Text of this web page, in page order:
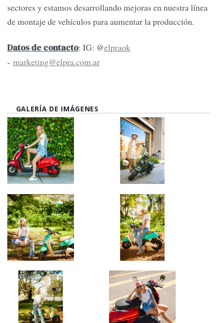
sectores y estamos desarrollando mejoras en nuestra línea
de montaje de vehículos para aumentar la producción.
Datos de contacto: IG: @elpraok
- marketing@elpra.com.ar
GALERÍA DE IMÁGENES